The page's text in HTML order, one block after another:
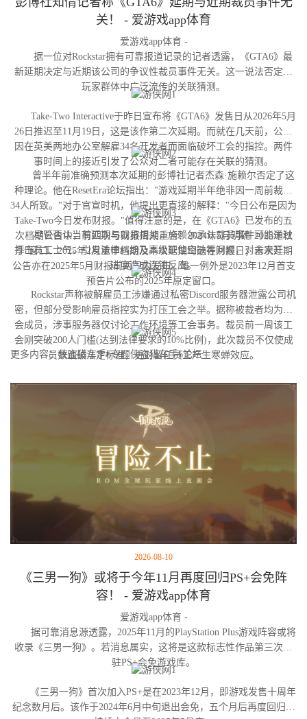
关！ - 爱游戏app体育
爱游戏app体育 -
据一位对Rockstar拥有可靠报道记录的记者透露，《GTA6》最
新延期决定与近期该公司的争议性裁员事件无关。这一说法否定了
玩家群体中广泛流传的关联猜测。
Take-Two Interactive于昨日宣布将《GTA6》发售日从2026年5月
26日推迟至11月19日，这是该作第二次延期。而就在几天前，公司
因在英美两地办公室解雇34名开发者而面临破坏工会的指控。两件
事时间上的接近引发了公众对二者可能存在关联的猜测。
曾半年前准确预测本次延期的彭博社记者杰森·施赖尔否定了这
种理论。他在ResetEra论坛指出："游戏延期半年绝非因一周前裁撤
34人所致。"对于官宣时机，他提出更直接的解释："今日公布是因为
Take-Two今日发布财报。"值得注意的是，在《GTA6》已发布的五
次档期公告中，有四次与财报周期重合：2024年5月明确"2025年秋
季"窗口、2025年2月重申档期及本次延期均选在财报日；首次延期
公告亦在2025年5月财报前两周内发布。唯一例外是2023年12月首支
预告片公布的2025年原定窗口。
尽管否认当前延期与裁员相关，施赖尔承认裁员事件可能通过
打击员工士气、引发法律纠纷及高级职位空缺等问题，对未来开发
进度造成连锁反应。
Rockstar声称被解雇员工涉嫌通过私密Discord服务器泄露公司机
密，但部分受影响雇员指控实为打压工会之举。据称被裁者均为工
会成员，涉事服务器仅讨论工作环境等工会事务。裁员前一周该工
会刚突破200人门槛(达到法律要求的10%比例)，此次裁员不仅使成
员数跌破法定标准，更对留任员工产生寒蝉效应。
更多内容：侠盗猎车手6专题侠盗猎车手6论坛
2026-08-10
《三男一狗》或将于今年11月再度回归PS+会免阵
容！ - 爱游戏app体育
爱游戏app体育 -
据可靠消息源透露，2025年11月的PlayStation Plus游戏阵容或将
收录《三男一狗》。若消息属实，这将是这款标志性作品第三次进
驻PS+会免游戏库。
《三男一狗》首次加入PS+是在2023年12月，即游戏发售十周年
纪念数月后。该作于2024年6月中旬退出会免，五个月后再度回归并